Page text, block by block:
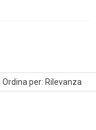
Ordina per: Rilevanza